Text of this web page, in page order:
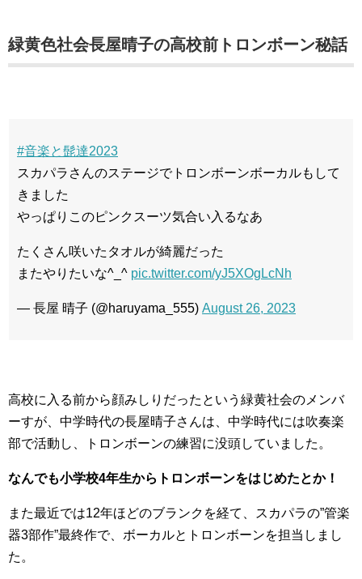
緑黄色社会長屋晴子の高校前トロンボーン秘話
#音楽と髭達2023
スカパラさんのステージでトロンボーンボーカルもして
きました
やっぱりこのピンクスーツ気合い入るなあ
たくさん咲いたタオルが綺麗だった
またやりたいな^_^ pic.twitter.com/yJ5XOgLcNh
— 長屋 晴子 (@haruyama_555) August 26, 2023
高校に入る前から顔みしりだったという緑黄社会のメンバ
ーすが、中学時代の長屋晴子さんは、中学時代には吹奏楽
部で活動し、トロンボーンの練習に没頭していました。
なんでも小学校4年生からトロンボーンをはじめたとか！
また最近では12年ほどのブランクを経て、スカパラの”管楽
器3部作”最終作で、ボーカルとトロンボーンを担当しまし
た。